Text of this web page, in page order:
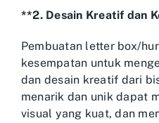
**2. Desain Kreatif dan
Pembuatan letter box/
kesempatan untuk
dan desain kreatif dari
menarik dan unik dapat
visual yang kuat, dan